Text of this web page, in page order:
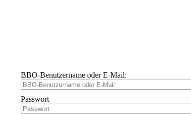
BBO-Benutzername oder E-Mail:
Passwort